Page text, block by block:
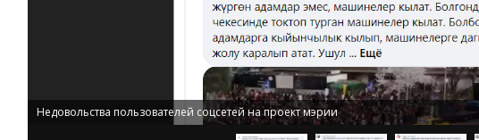
Недовольства пользователей соцсетей на проект мэрии